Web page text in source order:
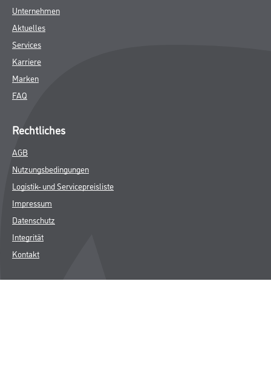
Unternehmen
Aktuelles
Services
Karriere
Marken
FAQ
Rechtliches
AGB
Nutzungsbedingungen
Logistik- und Servicepreisliste
Impressum
Datenschutz
Integrität
Kontakt